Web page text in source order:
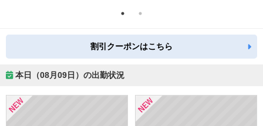
割引クーポンはこちら
本日（08月09日）の出勤状況